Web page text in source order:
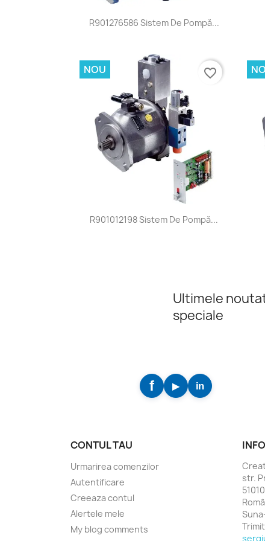
Vizualizare rapida
R901276586 Sistem De Pompă...
Vizualizare rapida
R901012198 Sistem De Pompă...
NOU favorite_border
Ultimele
speciale
CONTUL TAU
Urmarirea comenzilor
Autentificare
Creeaza contul
Alertele mele
My blog comments
str.